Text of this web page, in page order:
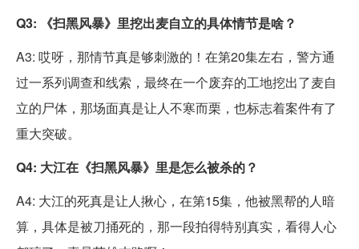
Q3: 《扫黑风暴》里挖出麦自立的具体情节是啥？
A3: 哎呀，那情节真是够刺激的！在第20集左右，警方通
过一系列调查和线索，最终在一个废弃的工地挖出了麦自
立的尸体，那场面真是让人不寒而栗，也标志着案件有了
重大突破。
Q4: 大江在《扫黑风暴》里是怎么被杀的？
A4: 大江的死真是让人揪心，在第15集，他被黑帮的人暗
算，具体是被刀捅死的，那一段拍得特别真实，看得人心